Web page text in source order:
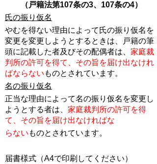
（戸籍法第107条の3、107条の4）
氏の振り仮名
やむを得ない理由によって氏の振り仮名を
変更を変更しようとするときは、戸籍の筆
頭に記載した者及びその配偶者は、 家庭裁
判所の許可を得て、その旨を届け出なけれ
ばならない ものとされています。
名の振り仮名
正当な理由によって名の振り仮名を変更し
ようとする者は、 家庭裁判所の許可を得
て、その旨を届け出なければな
らない ものとされています。
届書様式（A4で印刷してください）